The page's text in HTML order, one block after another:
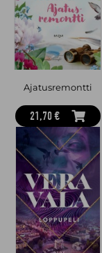
Ajatusremontti
21,70 €